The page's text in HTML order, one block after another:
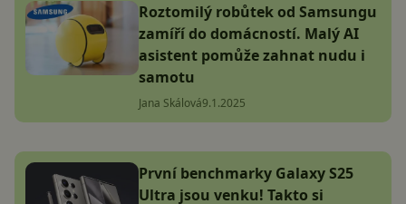
Roztomilý robůtek od Samsungu
zamíří do domácností. Malý AI
asistent pomůže zahnat nudu i
samotu
Jana Skálová9.1.2025
První benchmarky Galaxy S25
Ultra jsou venku! Takto si